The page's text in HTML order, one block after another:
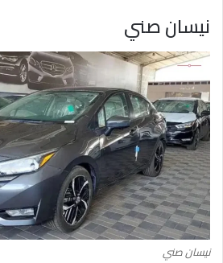
نيسان صني
نيسان صني